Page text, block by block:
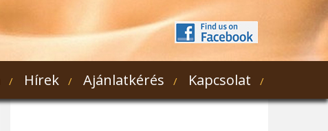
Hírek Ajánlatkérés
Kapcsolat